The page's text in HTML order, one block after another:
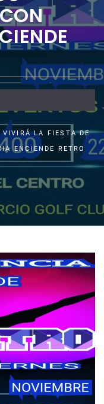
VIVIRÁ LA FIESTA DE
ENCIENDE RETRO